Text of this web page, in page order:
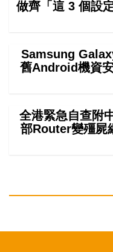
做齊「這 3 個設
Samsung
舊Android機資
全港緊急自查附
部Router變殭屍